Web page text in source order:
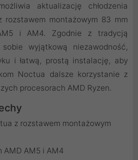
aktualizację chłodzenia
rozstawem montażowym 83 mm
i AM4. Zgodnie z tradycją
wyjątkową niezawodność,
i łatwą, prostą instalację, aby
Noctua dalsze korzystanie z
procesorach AMD Ryzen.
z rozstawem montażowym
AMD AM5 i AM4